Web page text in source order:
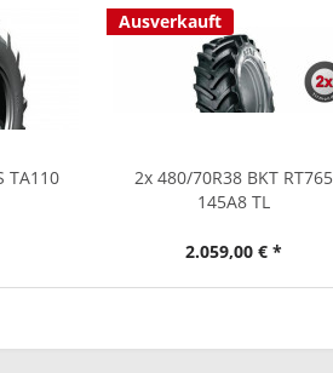
TA110
Ausverkauft
2x 480/70R38 BKT RT765
145A8 TL
2.059,00 € *